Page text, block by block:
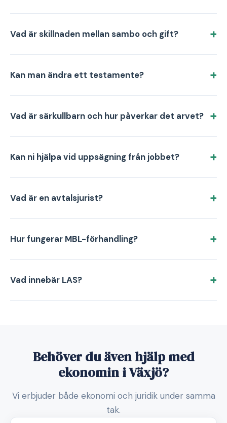
Vad är skillnaden mellan sambo och gift?
Kan man ändra ett testamente?
Vad är särkullbarn och hur påverkar det arvet?
Kan ni hjälpa vid uppsägning från jobbet?
Vad är en avtalsjurist?
Hur fungerar MBL-förhandling?
Vad innebär LAS?
Behöver du även hjälp med
ekonomin i Växjö?
Vi erbjuder både ekonomi och juridik under samma
tak.